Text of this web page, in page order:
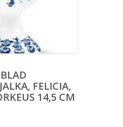
FELICIA,
14,5 CM